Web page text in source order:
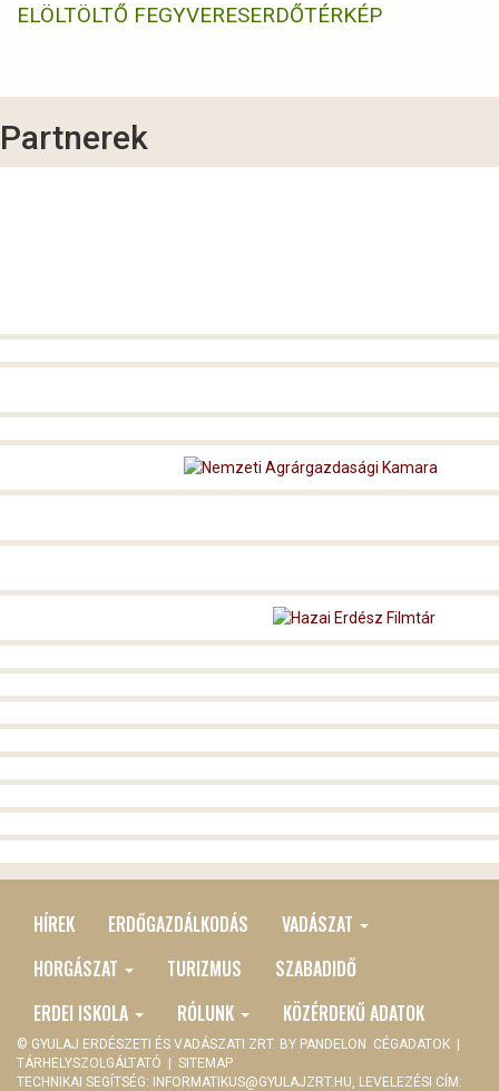
ELÖLTÖLTŐ FEGYVERESERDŐTÉRKÉP
Partnerek
MAIN
MENU
HÍREK ERDŐGAZDÁLKODÁS
VADÁSZAT
HORGÁSZAT
TURIZMUS
SZABADIDŐ
ERDEI ISKOLA
RÓLUNK KÖZÉRDEKŰ ADATOK
© GYULAJ ERDÉSZETI ÉS VADÁSZATI ZRT. BY PANDELON CÉGADATOK |
TÁRHELYSZOLGÁLTATÓ | SITEMAP
TECHNIKAI SEGÍTSÉG: INFORMATIKUS@GYULAJZRT.HU, LEVELEZÉSI CÍM: